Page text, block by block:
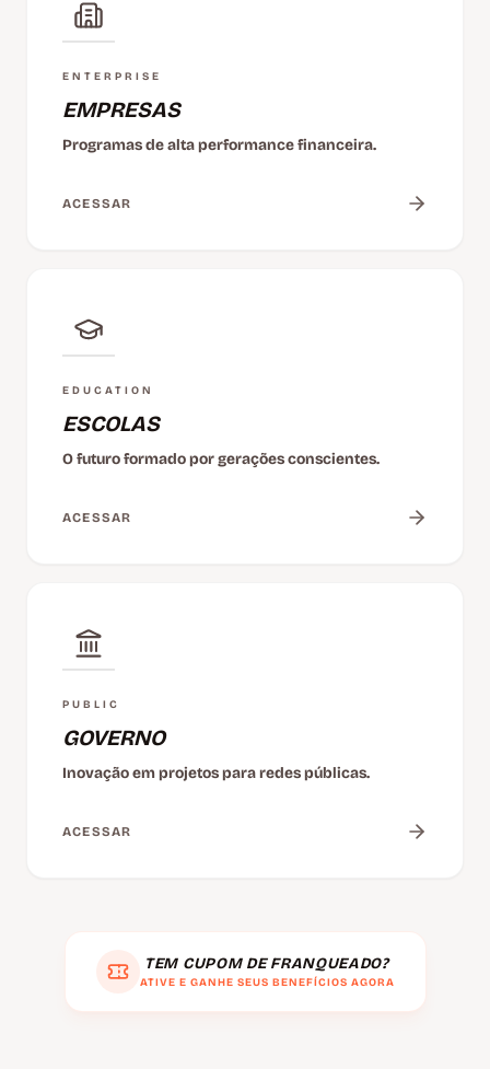
ENTERPRISE
EMPRESAS
Programas de alta performance financeira.
ACESSAR
EDUCATION
ESCOLAS
O futuro formado por gerações conscientes.
ACESSAR
PUBLIC
GOVERNO
Inovação em projetos para redes públicas.
ACESSAR
TEM CUPOM DE FRANQUEADO?
ATIVE E GANHE SEUS BENEFÍCIOS AGORA